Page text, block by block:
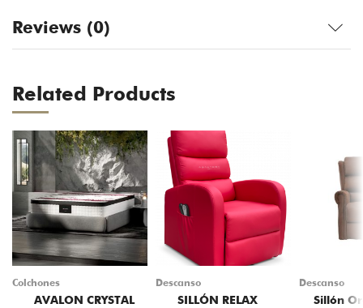
Reviews (0)
Related Products
Colchones
AVALON CRYSTAL
Descanso
SILLÓN RELAX
Descanso
Sillón